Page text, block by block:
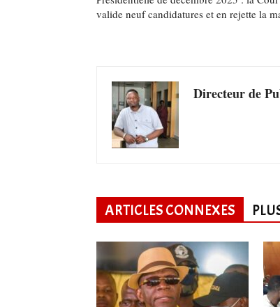
valide neuf candidatures et en rejette la
Directeur de
ARTICLES CONNEXES